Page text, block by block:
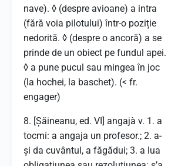
nave). ◊ (despre avioane) a intra
(fără voia pilotului) într-o poziție
nedorită. ◊ (despre o ancoră) a se
prinde de un obiect pe fundul apei.
◊ a pune pucul sau mingea în joc
(la hochei, la baschet). (< fr.
engager)
8. [Șăineanu, ed. VI] angajà v. 1. a
tocmi: a angaja un profesor.; 2. a-
și da cuvântul, a făgădui; 3. a lua